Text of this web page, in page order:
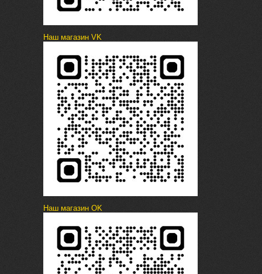
Наш магазин VK
Наш магазин OK